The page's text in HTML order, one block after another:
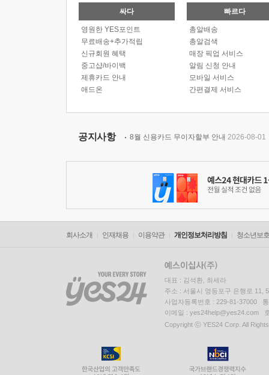
싸다
영원한 YES포인트
무료배송+추가적립
신규회원 혜택
중고샵/바이백
제휴카드 안내
애드온
빠르다
총알배송
총알검색
매장 픽업 서비스
알림 신청 안내
모바일 서비스
간편결제 서비스
공지사항 8월 신용카드 무이자할부 안내 2026-08-01
회사소개 인재채용 이용약관 개인정보처리방침 청소년보
대표 : 김석환, 최세라
주소 : 서울시 영등포구 은행로 11,
사업자등록번호 : 229-81-37000
이메일 : yes24help@yes24.com
Copyright ⓒ YES24 Corp. All